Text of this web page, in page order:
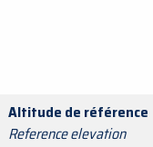
Altitude de référence
Reference elevation